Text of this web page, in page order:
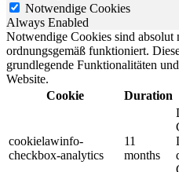
Notwendige Cookies
Always Enabled
Notwendige Cookies sind absolut
ordnungsgemäß funktioniert.
grundlegende Funktionalitäten
Website.
Cookie
Duration
cookielawinfo-
checkbox-analytics
11
months